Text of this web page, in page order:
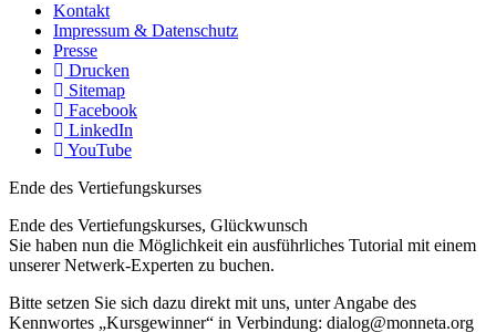
Kontakt
Impressum & Datenschutz
Presse
Drucken
Sitemap
Facebook
LinkedIn
YouTube
Ende des Vertiefungskurses
Ende des Vertiefungskurses, Glückwunsch
Sie haben nun die Möglichkeit ein ausführliches Tutorial mit einem
unserer Netwerk-Experten zu buchen.
Bitte setzen Sie sich dazu direkt mit uns, unter Angabe des
Kennwortes „Kursgewinner“ in Verbindung: dialog@monneta.org